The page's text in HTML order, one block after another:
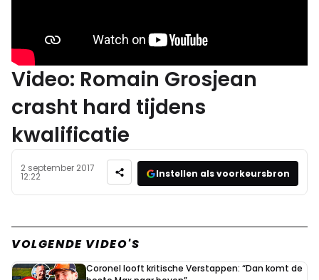
Video: Romain Grosjean
crasht hard tijdens
kwalificatie
2 september 2017
12:22 Instellen als voorkeursbron
VOLGENDE VIDEO'S
Coronel looft kritische Verstappen: “Dan komt de